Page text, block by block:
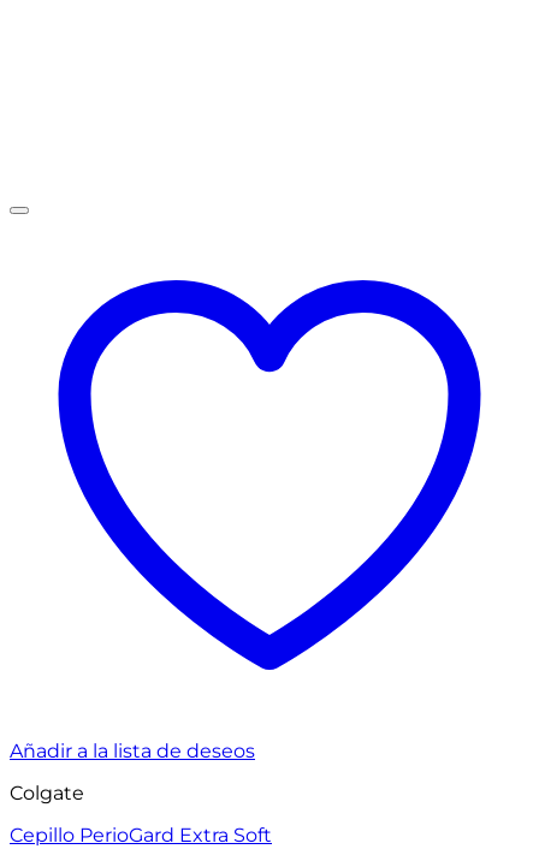
Añadir a la lista de deseos
Colgate
Cepillo PerioGard Extra Soft